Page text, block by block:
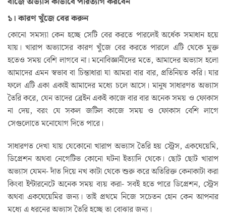
১। কারণ খুঁজে বের করুন
কোনো সমস্যা কেন হচ্ছে সেটি বের করতে পারলেই অর্ধেক সমাধান হয়ে
যায়। খারাপ অভ্যাসের কারণ খুঁজে বের করতে পারলে এটি থেকে মুক্ত
হতেও সময় বেশি লাগবে না। মনোবিজ্ঞানীদের মতে, আমাদের অভ্যাস হলো
আমাদের এমন স্বভাব বা চিন্তাধারা যা আমরা বার বার, প্রতিনিয়ত করি। যার
ফলে এটি একা একাই আমাদের মধ্যে চলে আসে। মানুষ সাধারণত অভ্যাস
তৈরি করে, যেন তাদের ব্রেইন একই কাজে বার বার অনেক সময় ও ফোকাস
না দেয়, বরং যে সকল জটিল কাজে সময় ও ফোকাস বেশি লাগে
সেগুলোতে মনোযোগ দিতে পারে।
সাধারণত দেখা যায় যেকোনো খারাপ অভ্যাস তৈরি হয় স্ট্রেস, একঘেয়েমি,
ডিপ্রেশন অথবা নেগেটিভ কোনো ঘটনা ইত্যাদি থেকে। ছোট ছোট খারাপ
অভ্যাস যেমন- দাঁত দিয়ে নখ কাটা থেকে শুরু করে অতিরিক্ত কেনাকাটা করা
কিংবা ইন্টারনেটে অনেক সময় ব্যয় করা- সবই হতে পারে ডিপ্রেশন, স্ট্রেস
অথবা একঘেয়েমির জন্য। তাই প্রথমে নিজে সচেতন হোন কেন আপনার
মধ্যে এ ধরনের অভ্যাস তৈরি হচ্ছে তা বোঝার জন্য।